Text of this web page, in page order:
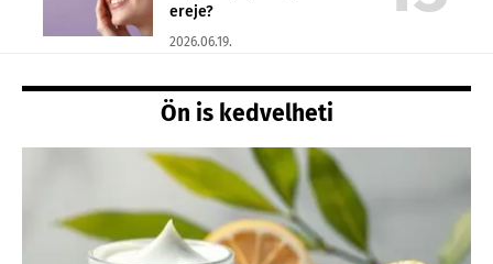
ereje?
2026.06.19.
Ön is kedvelheti